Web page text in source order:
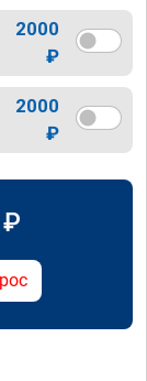
2000
₽
2000
₽
₽